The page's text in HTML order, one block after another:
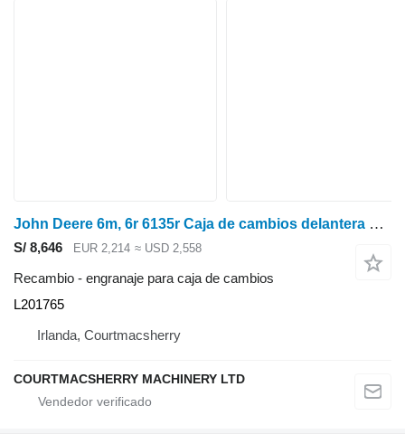
John Deere 6m, 6r 6135r Caja de cambios delantera con engranajes, kit de tambor de embrague Al161346, L20176 L201765 engranaje para caja de cambios para John Deere 6135r tractor de ruedas
S/ 8,646 EUR 2,214 ≈ USD 2,558
Recambio - engranaje para caja de cambios
L201765
Irlanda, Courtmacsherry
COURTMACSHERRY MACHINERY LTD